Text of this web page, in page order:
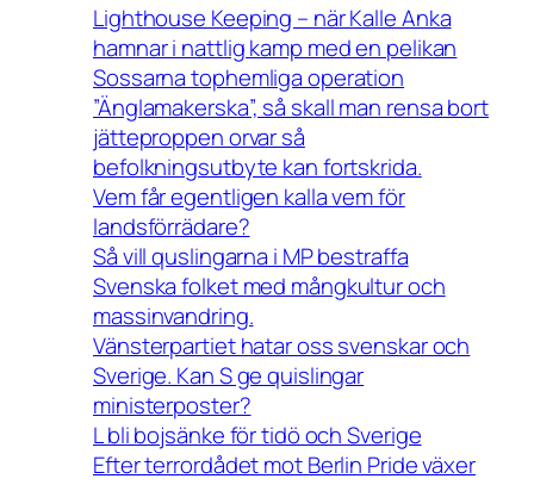
Lighthouse Keeping – när Kalle Anka
hamnar i nattlig kamp med en pelikan
Sossarna tophemliga operation
”Änglamakerska”, så skall man rensa bort
jätteproppen orvar så
befolkningsutbyte kan fortskrida.
Vem får egentligen kalla vem för
landsförrädare?
Så vill quslingarna i MP bestraffa
Svenska folket med mångkultur och
massinvandring.
Vänsterpartiet hatar oss svenskar och
Sverige. Kan S ge quislingar
ministerposter?
L bli bojsänke för tidö och Sverige
Efter terrordådet mot Berlin Pride växer